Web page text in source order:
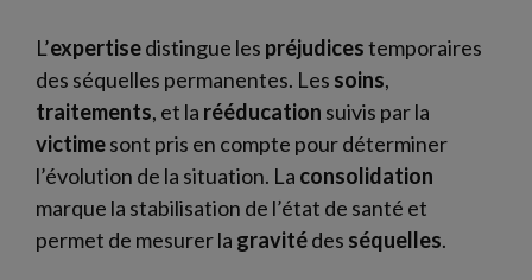
L’expertisedistingue les préjudicestemporaires
des séquelles permanentes. Les soins,
traitements, et la rééducation suivis par la
victimesont pris en compte pour déterminer
l’évolution de la situation. La consolidation
marque la stabilisation de l’état de santé et
permet de mesurer la gravitédes séquelles.